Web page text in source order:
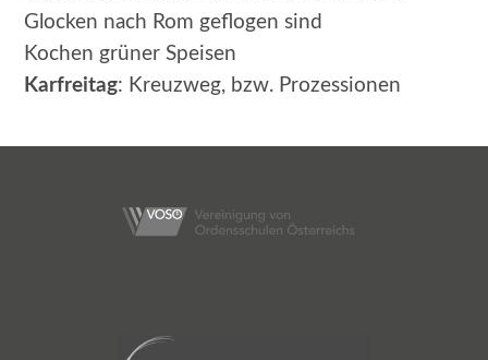
Glocken nach Rom geflogen sind
Kochen grüner Speisen
Karfreitag: Kreuzweg, bzw. Prozessionen